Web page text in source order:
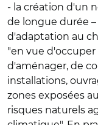
- la création d'un
de longue durée –
d'adaptation au
"en vue
d'aménager, de
installations,
zones exposées
risques naturels